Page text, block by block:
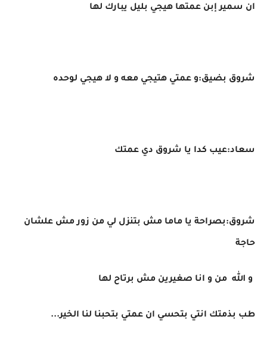
ان سمير إبن عمتها هيجي بليل يبارك لها
شروق بضيق:و عمتي هتيجي معه و لا هيجي لوحده
سعاد:عيب كدا يا شروق دي عمتك
شروق:بصراحة يا ماما مش بتنزل لي من زور مش علشان
حاجة
و الله من و انا صغيرين مش برتاح لها
طب بذمتك انتي بتحسي ان عمتي بتحبنا لنا الخير...